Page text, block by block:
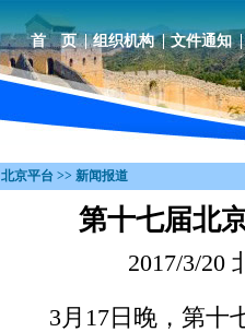
首 页 组织机构 文件通知
北京平台 >> 新闻报道
第十七届北
2017/3/20
3月17日晚，第十七